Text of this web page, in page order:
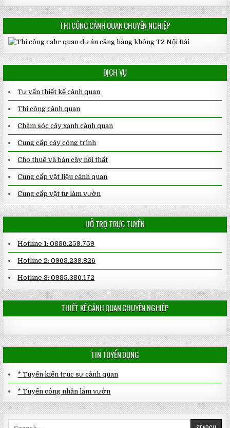
THI CÔNG CẢNH QUAN CHUYÊN NGHIỆP
DỊCH VỤ
Tư vấn thiết kế cảnh quan
Thi công cảnh quan
Chăm sóc cây xanh cảnh quan
Cung cấp cây công trình
Cho thuê và bán cây nội thất
Cung cấp vật liệu cảnh quan
Cung cấp vật tư làm vườn
HỖ TRỢ TRỰC TUYẾN
Hotline 1: 0886.259.759
Hotline 2: 0968.239.826
Hotline 3: 0985.386.172
THIẾT KẾ CẢNH QUAN CHUYÊN NGHIỆP
TIN TUYỂN DỤNG
* Tuyển kiến trúc sư cảnh quan
* Tuyển công nhân làm vườn